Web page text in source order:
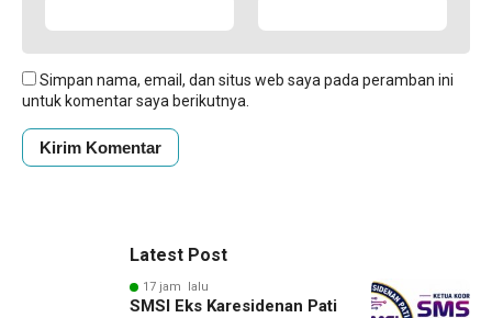
Simpan nama, email, dan situs web saya pada peramban ini
untuk komentar saya berikutnya.
Latest Post
17 jam lalu
SMSI Eks Karesidenan Pati